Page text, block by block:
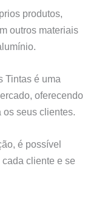
produtos,
outros materiais
Tintas é uma
oferecendo
os seus clientes.
é possível
cliente e se